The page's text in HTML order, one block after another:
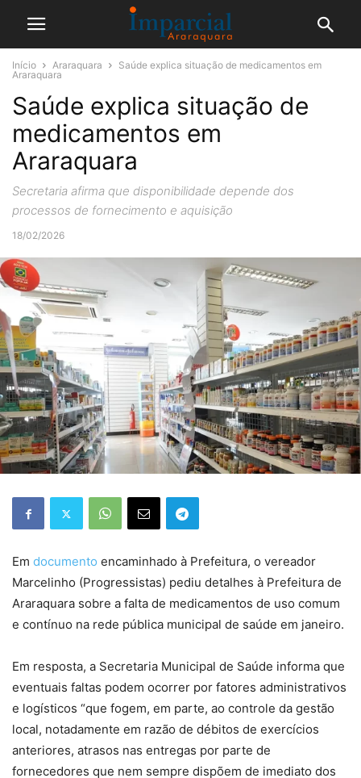
Início Araraquara
Saúde explica situação de medicamentos em
Araraquara
Saúde explica situação de
medicamentos em
Araraquara
Secretaria afirma que disponibilidade depende dos
processos de fornecimento e aquisição
18/02/2026
Em documento encaminhado à Prefeitura, o vereador
Marcelinho (Progressistas) pediu detalhes à Prefeitura de
Araraquara sobre a falta de medicamentos de uso comum
e contínuo na rede pública municipal de saúde em janeiro.
Em resposta, a Secretaria Municipal de Saúde informa que
eventuais faltas podem ocorrer por fatores administrativos
e logísticos “que fogem, em parte, ao controle da gestão
local, notadamente em razão de débitos de exercícios
anteriores, atrasos nas entregas por parte de
fornecedores que nem sempre dispõem de imediato dos